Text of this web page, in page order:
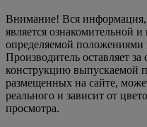
Внимание! Вся информация,
является ознакомительной
определяемой
Производитель оставляет
конструкцию выпускаемой
размещенных на сайте,
реального и зависит от
просмотра.